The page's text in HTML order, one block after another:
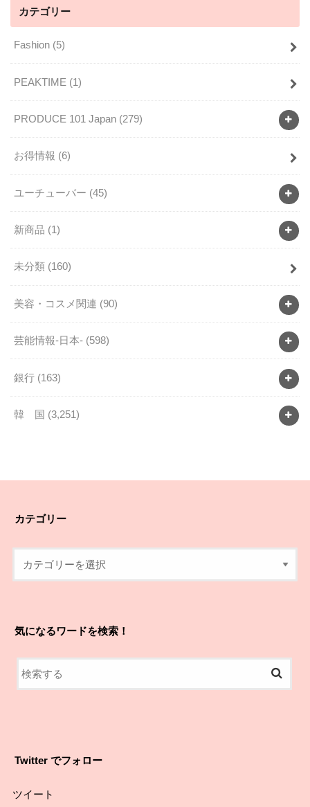
カテゴリー
Fashion (5)
PEAKTIME (1)
PRODUCE 101 Japan (279)
お得情報 (6)
ユーチューバー (45)
新商品 (1)
未分類 (160)
美容・コスメ関連 (90)
芸能情報-日本- (598)
銀行 (163)
韓 国 (3,251)
カテゴリー
気になるワードを検索！
Twitter でフォロー
ツイート